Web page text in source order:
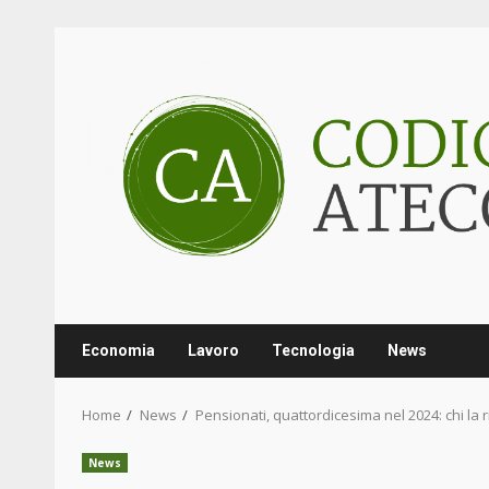
Economia Lavoro Tecnologia News
Home News Pensionati, quattordicesima nel 2024: chi la
News